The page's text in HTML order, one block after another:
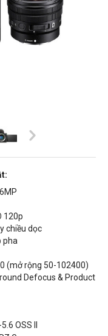
120p
chiều dọc
pha
(mở rộng 50-102400)
Defocus & Product
OSS II